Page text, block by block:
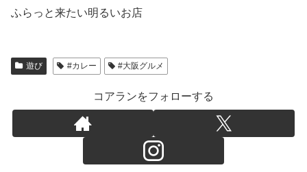
ふらっと来たい明るいお店
遊び #カレー #大阪グルメ
コアランをフォローする